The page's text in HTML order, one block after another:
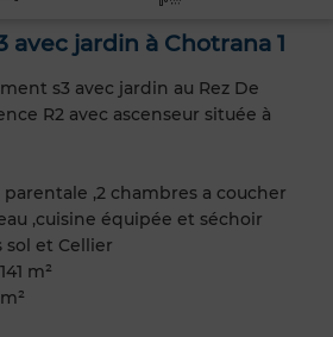
jardin à Chotrana 1
s3 avec jardin au Rez De
R2 avec ascenseur située à
,2 chambres a coucher
,cuisine équipée et séchoir
sol et Cellier
m²